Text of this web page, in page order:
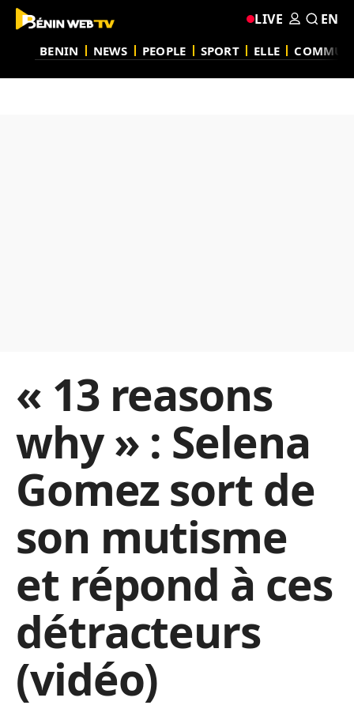
BENIN NEWS PEOPLE SPORT ELLE
LIVE EN
« 13 reasons
why » : Selena
Gomez sort de
son mutisme
et répond à ces
détracteurs
(vidéo)